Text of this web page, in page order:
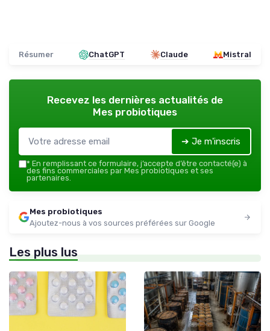
Résumer ChatGPT Claude Mistral
Recevez les dernières actualités de
Mes probiotiques
➔ Je m'inscris
* En remplissant ce formulaire, j’accepte d’être contacté(e) à
des fins commerciales par Mes probiotiques et ses
partenaires.
Mes probiotiques
Ajoutez-nous à vos sources préférées sur Google
Les plus lus